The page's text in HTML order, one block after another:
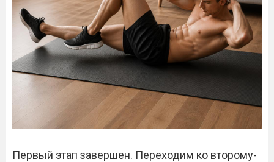
Первый этап завершен. Переходим ко второму-